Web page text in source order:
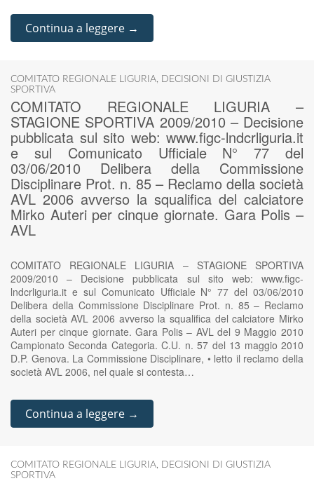
Continua a leggere →
COMITATO REGIONALE LIGURIA, DECISIONI DI GIUSTIZIA
SPORTIVA
COMITATO REGIONALE LIGURIA –
STAGIONE SPORTIVA 2009/2010 – Decisione
pubblicata sul sito web: www.figc-lndcrliguria.it
e sul Comunicato Ufficiale N° 77 del
03/06/2010 Delibera della Commissione
Disciplinare Prot. n. 85 – Reclamo della società
AVL 2006 avverso la squalifica del calciatore
Mirko Auteri per cinque giornate. Gara Polis –
AVL
COMITATO REGIONALE LIGURIA – STAGIONE SPORTIVA
2009/2010 – Decisione pubblicata sul sito web: www.figc-
lndcrliguria.it e sul Comunicato Ufficiale N° 77 del 03/06/2010
Delibera della Commissione Disciplinare Prot. n. 85 – Reclamo
della società AVL 2006 avverso la squalifica del calciatore Mirko
Auteri per cinque giornate. Gara Polis – AVL del 9 Maggio 2010
Campionato Seconda Categoria. C.U. n. 57 del 13 maggio 2010
D.P. Genova. La Commissione Disciplinare, • letto il reclamo della
società AVL 2006, nel quale si contesta…
Continua a leggere →
COMITATO REGIONALE LIGURIA, DECISIONI DI GIUSTIZIA
SPORTIVA